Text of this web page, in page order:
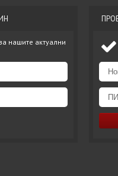
нашите актуални